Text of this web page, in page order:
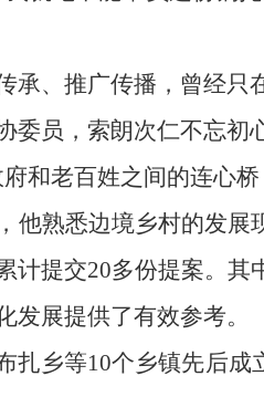
承、推广传播，曾经只
委员，索朗次仁不忘初
和老百姓之间的连心
他熟悉边境乡村的发
计提交20多份提案。
发展提供了有效参考。
扎乡等10个乡镇先后